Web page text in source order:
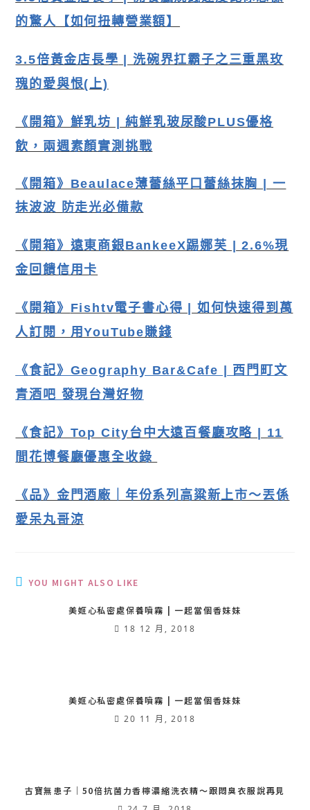
的驚人【如何扭轉營業額】
3.5倍黃金店長學 | 洗碗界扛霸子之三重黑玫
瑰的愛與恨(上)
《開箱》鮮乳坊 | 純鮮乳玻尿酸PLUS優格
飲，兩週素顏實測挑戰
《開箱》Beaulace薄蕾絲平口蕾絲抹胸 | 一
抹波波 防走光必備款
《開箱》 遠東商銀BankeeX踢娜芙 | 2.6%現
金回饋信用卡
《開箱》 Fishtv電子書心得 | 如何快速得到萬
人訂閱，用YouTube賺錢
《食記》Geography Bar&Cafe | 西門町文
青酒吧 發現台灣好物
《食記》Top City台中大遠百餐廳攻略 | 11
間花博餐廳優惠全收錄
《品》金門酒廠｜年份系列高粱新上市〜丟係
愛呆丸哥涼
YOU MIGHT ALSO LIKE
美姬心私密處保養噴霧 | 一起當個香妹妹
18 12 月, 2018
美姬心私密處保養噴霧 | 一起當個香妹妹
20 11 月, 2018
古寶無患子｜50倍抗菌力香檸濃縮洗衣精〜跟悶臭衣服說再見